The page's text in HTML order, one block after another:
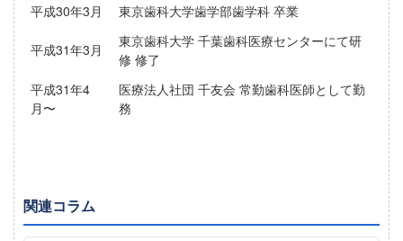
平成30年3月 東京歯科大学歯学部歯学科 卒業
平成31年3月
東京歯科大学 千葉歯科医療センターにて研
修 修了
平成31年4
月〜
医療法人社団 千友会 常勤歯科医師として勤
務
関連コラム